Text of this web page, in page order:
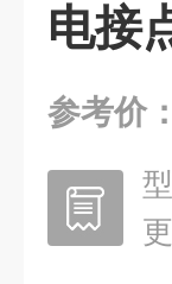
电接
参考价：